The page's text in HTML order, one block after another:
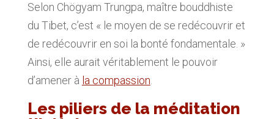
Selon Chögyam Trungpa, maître bouddhiste
du Tibet, c’est « le moyen de se redécouvrir et
de redécouvrir en soi la bonté fondamentale. »
Ainsi, elle aurait véritablement le pouvoir
d’amener à la compassion.
Les piliers de la méditation